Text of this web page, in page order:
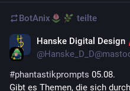
BotAnix teilte
Hanske Digital Design
@
#phantastikprompts 05.08.
Gibt es Themen, die sich